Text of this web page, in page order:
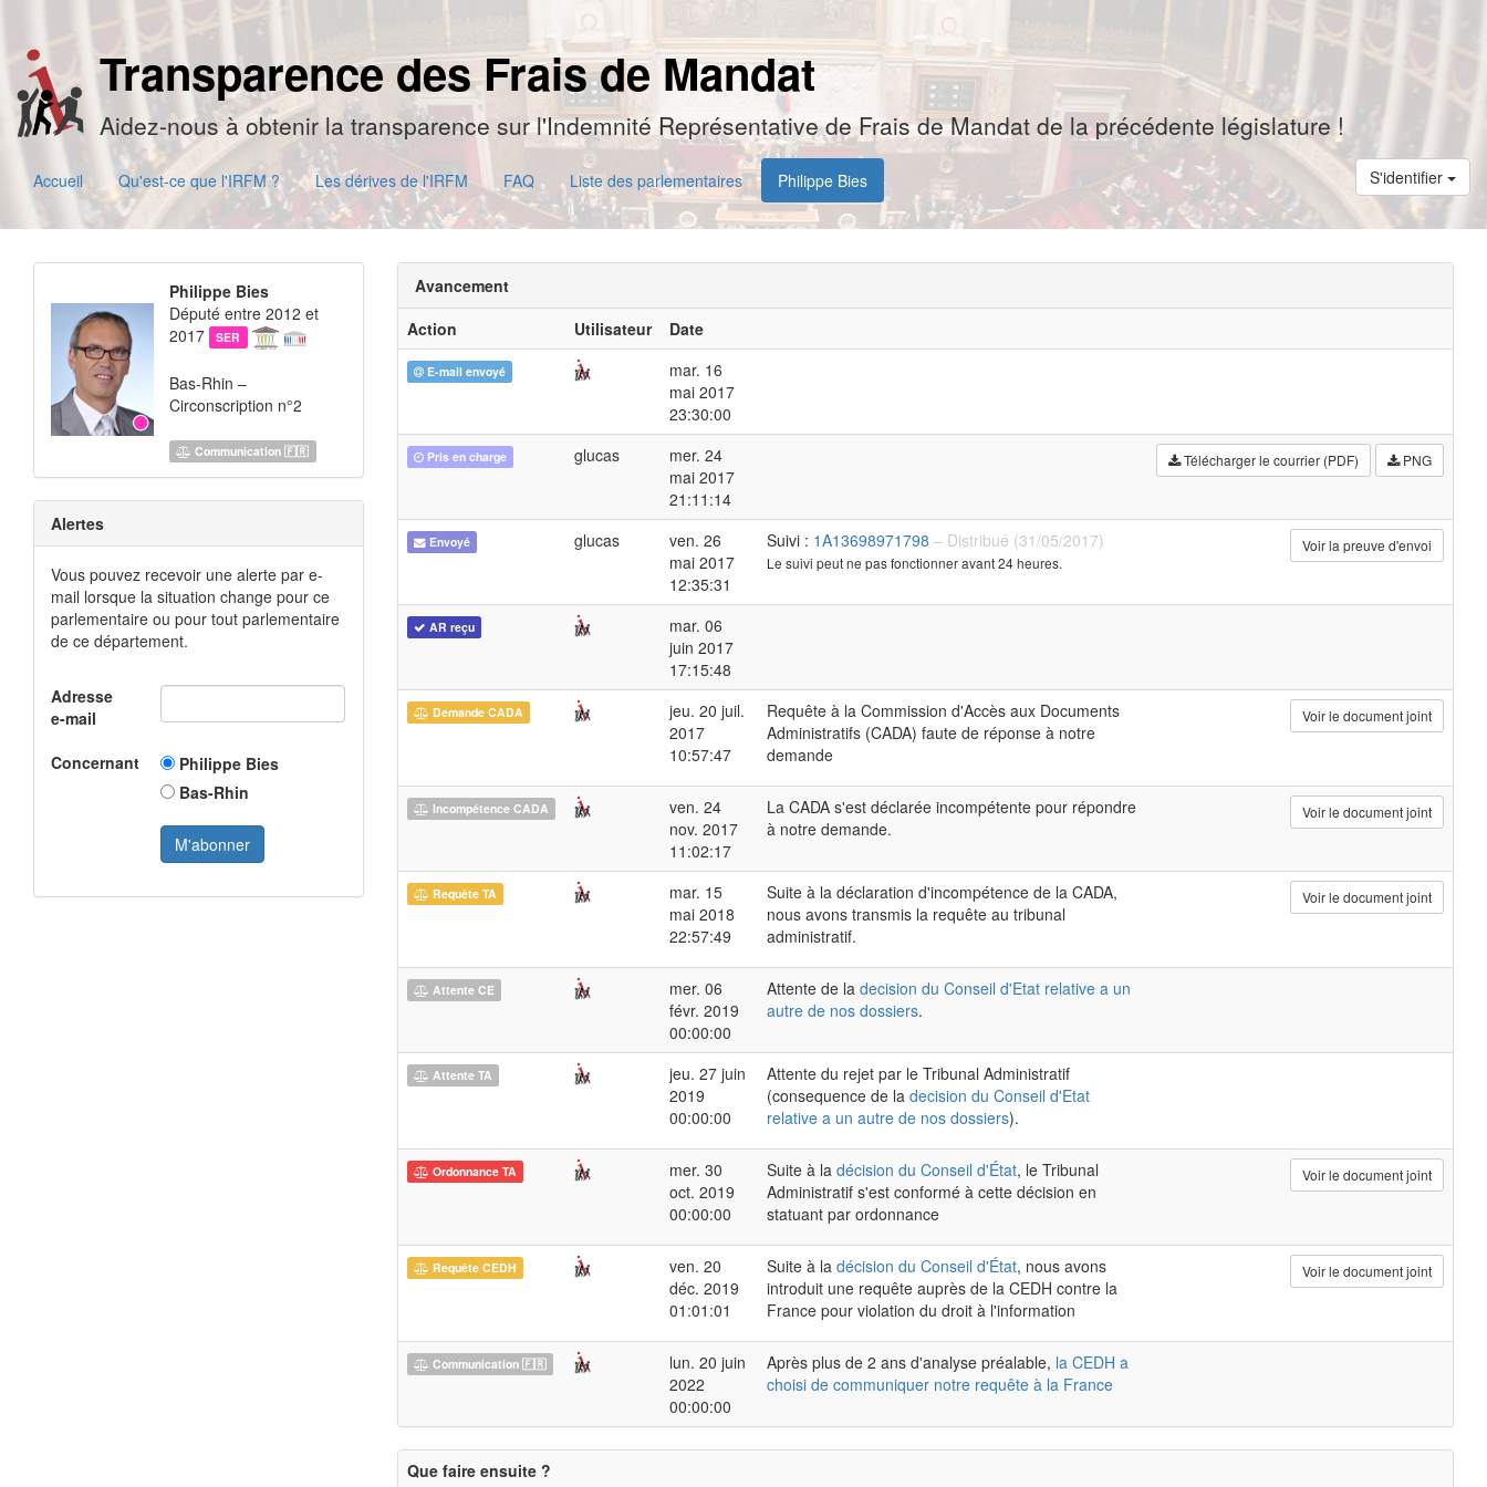
Transparence des Frais de Mandat
Aidez-nous à obtenir la transparence sur l'Indemnité Représentative de Frais de Mandat de la précédente législature !
Accueil Qu'est-ce que l'IRFM ? Les dérives de l'IRFM FAQ Liste des parlementaires Philippe Bies S'identifier
Philippe Bies
Député entre 2012 et
2017
SER
Bas-Rhin –
Circonscription n°2
Communication 🇫🇷
Alertes
Vous pouvez recevoir une alerte par e-
mail lorsque la situation change pour ce
parlementaire ou pour tout parlementaire
de ce département.
Adresse
e-mail
Concernant
Philippe Bies
Bas-Rhin
Avancement
Action
Utilisateur Date
E-mail envoyé
mar. 16
mai 2017
23:30:00
Pris en charge glucas
mer. 24
mai 2017
21:11:14
Télécharger le courrier (PDF) PNG
Envoyé glucas
ven. 26
mai 2017
12:35:31
Suivi : 1A13698971798 – Distribué (31/05/2017)
Le suivi peut ne pas fonctionner avant 24 heures.
Voir la preuve d'envoi
AR reçu
mar. 06
juin 2017
17:15:48
Demande CADA
jeu. 20 juil.
2017
10:57:47
Requête à la Commission d'Accès aux Documents
Administratifs (CADA) faute de réponse à notre
demande
Voir le document joint
Incompétence CADA
ven. 24
nov. 2017
11:02:17
La CADA s'est déclarée incompétente pour répondre
à notre demande.
Voir le document joint
Requête TA
mar. 15
mai 2018
22:57:49
Suite à la déclaration d'incompétence de la CADA,
nous avons transmis la requête au tribunal
administratif.
Voir le document joint
Attente CE
mer. 06
févr. 2019
00:00:00
Attente de la decision du Conseil d'Etat relative a un
autre de nos dossiers.
Attente TA
jeu. 27 juin
2019
00:00:00
Attente du rejet par le Tribunal Administratif
(consequence de la decision du Conseil d'Etat
relative a un autre de nos dossiers).
Ordonnance TA
mer. 30
oct. 2019
00:00:00
Suite à la décision du Conseil d'État, le Tribunal
Administratif s'est conformé à cette décision en
statuant par ordonnance
Voir le document joint
Requête CEDH
ven. 20
déc. 2019
01:01:01
Suite à la décision du Conseil d'État, nous avons
introduit une requête auprès de la CEDH contre la
France pour violation du droit à l'information
Voir le document joint
Communication 🇫🇷
lun. 20 juin
2022
00:00:00
Après plus de 2 ans d'analyse préalable, la CEDH a
choisi de communiquer notre requête à la France
Que faire ensuite ?